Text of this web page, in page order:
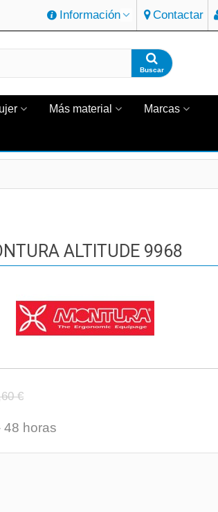
Información Contactar
Buscar
Más material Marcas
ALTITUDE 9968
€
48 horas